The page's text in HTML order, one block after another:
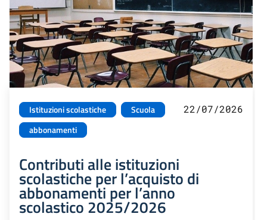
Istituzioni scolastiche
Scuola
abbonamenti
22/07/2026
Contributi alle istituzioni
scolastiche per l’acquisto di
abbonamenti per l’anno
scolastico 2025/2026